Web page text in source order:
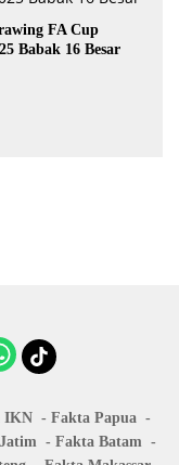
FA Cup
Babak 16 Besar
IKN
Fakta Papua
Fakta Batam